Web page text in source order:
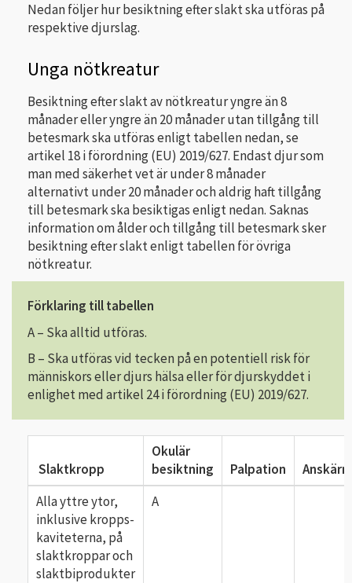
Nedan följer hur besiktning efter slakt ska utföras på
respektive djurslag.
Unga nötkreatur
Besiktning efter slakt av nötkreatur yngre än 8
månader eller yngre än 20 månader utan tillgång till
betesmark ska utföras enligt tabellen nedan, se
artikel 18 i förordning (EU) 2019/627. Endast djur som
man med säkerhet vet är under 8 månader
alternativt under 20 månader och aldrig haft tillgång
till betesmark ska besiktigas enligt nedan. Saknas
information om ålder och tillgång till betesmark sker
besiktning efter slakt enligt tabellen för övriga
nötkreatur.
Förklaring till tabellen
A – Ska alltid utföras.
B – Ska utföras vid tecken på en potentiell risk för
människors eller djurs hälsa eller för djurskyddet i
enlighet med artikel 24 i förordning (EU) 2019/627.
Slaktkropp
Okulär
besiktning
Palpation
Alla yttre ytor,
inklusive kropps-
kaviteterna, på
slaktkroppar och
slaktbiprodukter
A